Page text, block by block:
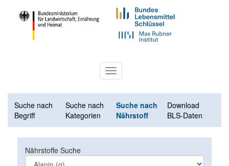
Toggle
navigation
Suche nach
Begriff
Suche nach
Kategorien
Suche nach
Nährstoff
Download
BLS-Daten
Nährstoffe Suche